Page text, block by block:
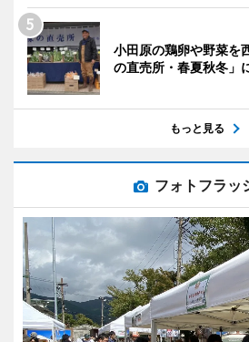
小田原の鶏卵や野菜
の直売所・春夏秋冬」
もっと見る
フォトフラッ